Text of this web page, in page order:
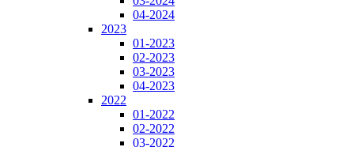
04-2024
2023
01-2023
02-2023
03-2023
04-2023
2022
01-2022
02-2022
03-2022